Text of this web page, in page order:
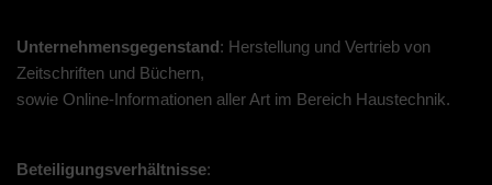
Unternehmensgegenstand: Herstellung und Vertrieb von
Zeitschriften und Büchern,
sowie Online-Informationen aller Art im Bereich Haustechnik.
Beteiligungsverhältnisse: